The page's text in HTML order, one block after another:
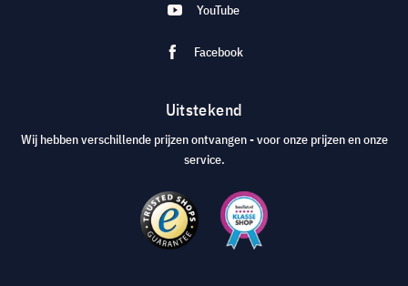
YouTube
Facebook
Uitstekend
Wij hebben verschillende prijzen ontvangen - voor onze prijzen en onze
service.